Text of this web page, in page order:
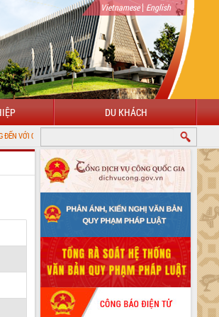
Vietnamese| English
DU KHÁCH
THÔNG TIN ĐIỆN TỬ TỈNH ĐẮK LẮK